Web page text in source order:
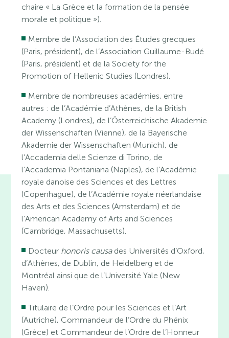
chaire « La Grèce et la formation de la pensée
morale et politique »).
Membre de l’Association des Études grecques
(Paris, président), de l’Association Guillaume-Budé
(Paris, président) et de la Society for the
Promotion of Hellenic Studies (Londres).
Membre de nombreuses académies, entre
autres : de l’Académie d’Athènes, de la British
Academy (Londres), de l’Österreichische Akademie
der Wissenschaften (Vienne), de la Bayerische
Akademie der Wissenschaften (Munich), de
l’Accademia delle Scienze di Torino, de
l’Accademia Pontaniana (Naples), de l’Académie
royale danoise des Sciences et des Lettres
(Copenhague), de l’Académie royale néerlandaise
des Arts et des Sciences (Amsterdam) et de
l’American Academy of Arts and Sciences
(Cambridge, Massachusetts).
Docteur honoris causades Universités d’Oxford,
d’Athènes, de Dublin, de Heidelberg et de
Montréal ainsi que de l’Université Yale (New
Haven).
Titulaire de l’Ordre pour les Sciences et l’Art
(Autriche), Commandeur de l’Ordre du Phénix
(Grèce) et Commandeur de l’Ordre de l’Honneur